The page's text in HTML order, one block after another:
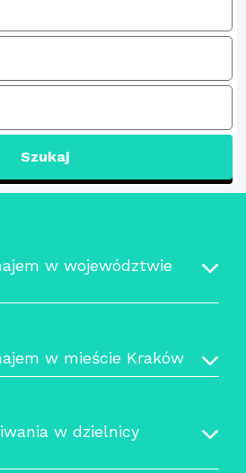
Szukaj
w województwie
w mieście Kraków
w dzielnicy